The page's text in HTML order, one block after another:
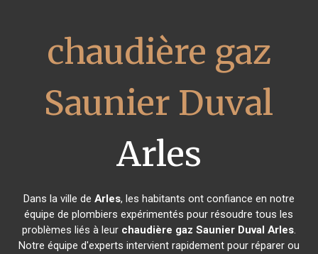
chaudière gaz
Saunier Duval
Arles
Dans la ville de Arles, les habitants ont confiance en notre
équipe de plombiers expérimentés pour résoudre tous les
problèmes liés à leur chaudière gaz Saunier Duval Arles.
Notre équipe d'experts intervient rapidement pour réparer ou